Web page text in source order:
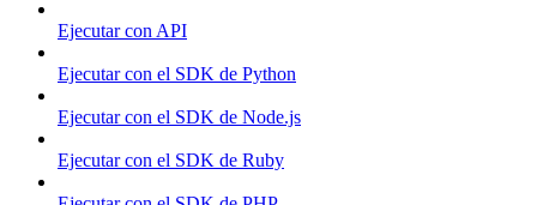
Ejecutar con API
Ejecutar con el SDK de Python
Ejecutar con el SDK de Node.js
Ejecutar con el SDK de Ruby